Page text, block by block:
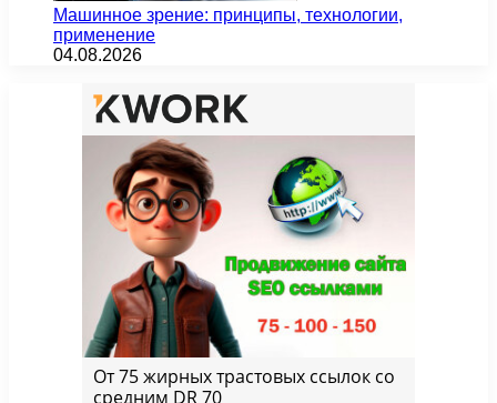
Машинное зрение: принципы, технологии,
применение
04.08.2026